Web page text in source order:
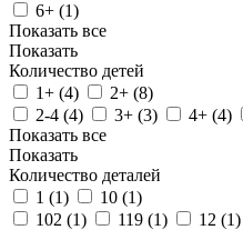
6+ (1)
Показать все
Показать
Количество детей
1+ (4) 2+ (8)
2-4 (4) 3+ (3) 4+ (4)
Показать все
Показать
Количество деталей
1 (1) 10 (1)
102 (1) 119 (1) 12 (1)